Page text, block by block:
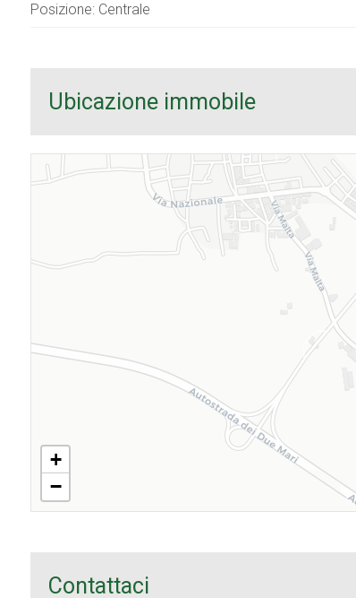
Posizione: Centrale
Ubicazione immobile
+
−
Contattaci